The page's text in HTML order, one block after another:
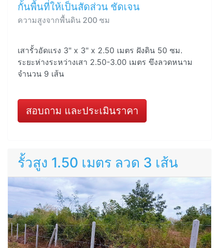
กั้นพื้นที่ให้เป็นสัดส่วน ชัดเจน
ความสูงจากพื้นดิน 200 ซม
เสารั้วอัดแรง 3" x 3" x 2.50 เมตร ฝังดิน 50 ซม.
ระยะห่างระหว่างเสา 2.50-3.00 เมตร ขึงลวดหนาม
จำนวน 9 เส้น
สอบถาม และประเมินราคา
รั้วสูง 1.50 เมตร ลวด 3 เส้น